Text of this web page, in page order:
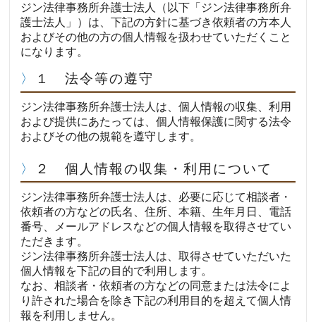
ジン法律事務所弁護士法人（以下「ジン法律事務所弁
護士法人」）は、下記の方針に基づき依頼者の方本人
およびその他の方の個人情報を扱わせていただくこと
になります。
１ 法令等の遵守
ジン法律事務所弁護士法人は、個人情報の収集、利用
および提供にあたっては、個人情報保護に関する法令
およびその他の規範を遵守します。
２ 個人情報の収集・利用について
ジン法律事務所弁護士法人は、必要に応じて相談者・
依頼者の方などの氏名、住所、本籍、生年月日、電話
番号、メールアドレスなどの個人情報を取得させてい
ただきます。
ジン法律事務所弁護士法人は、取得させていただいた
個人情報を下記の目的で利用します。
なお、相談者・依頼者の方などの同意または法令によ
り許された場合を除き下記の利用目的を超えて個人情
報を利用しません。